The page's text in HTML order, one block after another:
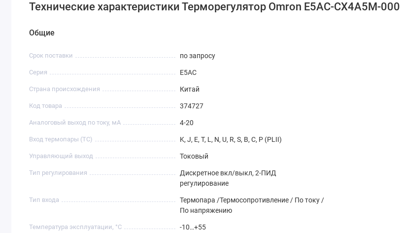
Технические характеристики Терморегулятор Omron E5AC-CX4A5M-000
Общие
Срок поставки по запросу
Серия E5AC
Страна происхождения Китай
Код товара 374727
Аналоговый выход по току, мА 4-20
Вход термопары (TC) K, J, E, T, L, N, U, R, S, B, C, P (PLII)
Управляющий выход Токовый
Тип регулирования
Дискретное вкл/выкл, 2-ПИД
регулирование
Тип входа
Термопара /Термосопротивление / По току /
По напряжению
Температура эксплуатации, °C -10…+55